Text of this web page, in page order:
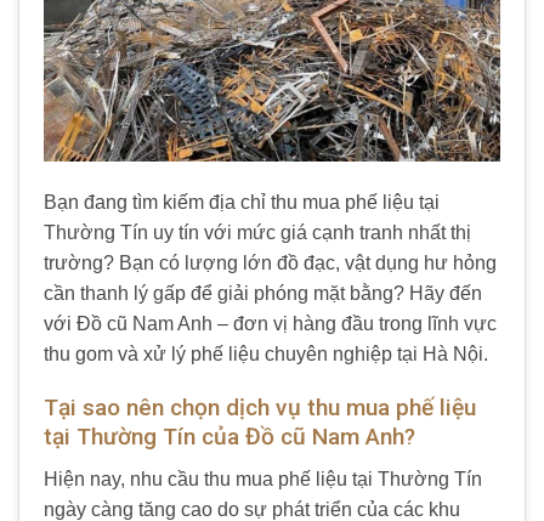
Bạn đang tìm kiếm địa chỉ thu mua phế liệu tại
Thường Tín uy tín với mức giá cạnh tranh nhất thị
trường? Bạn có lượng lớn đồ đạc, vật dụng hư hỏng
cần thanh lý gấp để giải phóng mặt bằng? Hãy đến
với Đồ cũ Nam Anh – đơn vị hàng đầu trong lĩnh vực
thu gom và xử lý phế liệu chuyên nghiệp tại Hà Nội.
Tại sao nên chọn dịch vụ thu mua phế liệu
tại Thường Tín của Đồ cũ Nam Anh?
Hiện nay, nhu cầu thu mua phế liệu tại Thường Tín
ngày càng tăng cao do sự phát triển của các khu